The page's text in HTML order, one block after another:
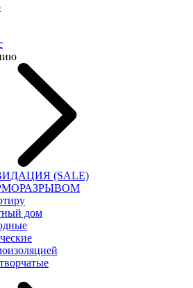
(SALE)
дом